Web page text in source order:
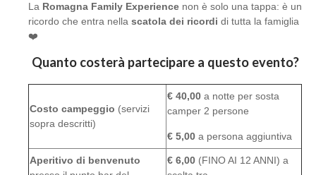
La Romagna Family Experience non è solo una tappa: è un
ricordo che entra nella scatola dei ricordi di tutta la famiglia
❤️
Quanto costerà partecipare a questo evento?
Costo campeggio (servizi
sopra descritti)
€ 40,00 a notte per sosta
camper 2 persone
€ 5,00 a persona aggiuntiva
Aperitivo di benvenuto
€ 6,00 (FINO AI 12 ANNI) a